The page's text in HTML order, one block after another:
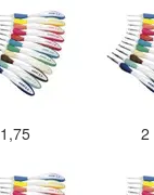
1,75 2